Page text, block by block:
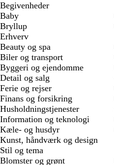
Begivenheder
Baby
Bryllup
Erhverv
Beauty og spa
Biler og transport
Byggeri og ejendomme
Detail og salg
Ferie og rejser
Finans og forsikring
Husholdningstjenester
Information og teknologi
Kæle- og husdyr
Kunst, håndværk og design
Stil og tema
Blomster og grønt